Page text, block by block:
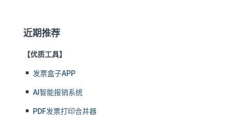
近期推荐
【优质工具】
发票盒子APP
AI智能报销系统
PDF发票打印合并器